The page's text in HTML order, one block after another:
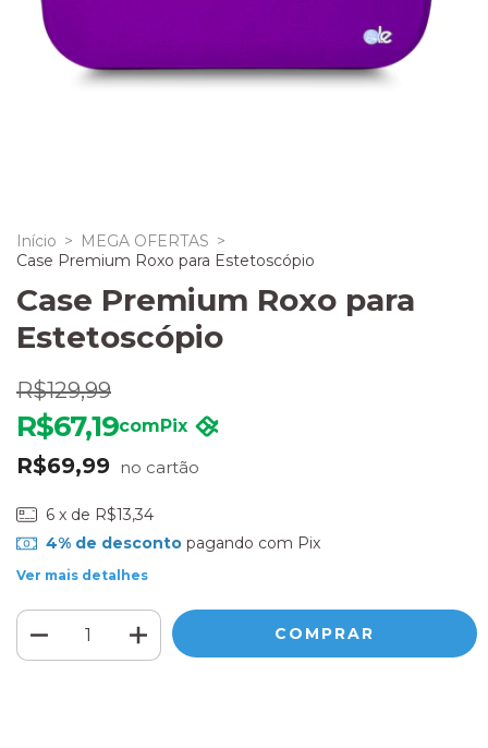
Início > MEGA OFERTAS >
Case Premium Roxo para Estetoscópio
Case Premium Roxo para
Estetoscópio
R$129,99
R$69,99
R$67,19comPix
6 x de R$13,34
4% de descontopagando com Pix
Ver mais detalhes